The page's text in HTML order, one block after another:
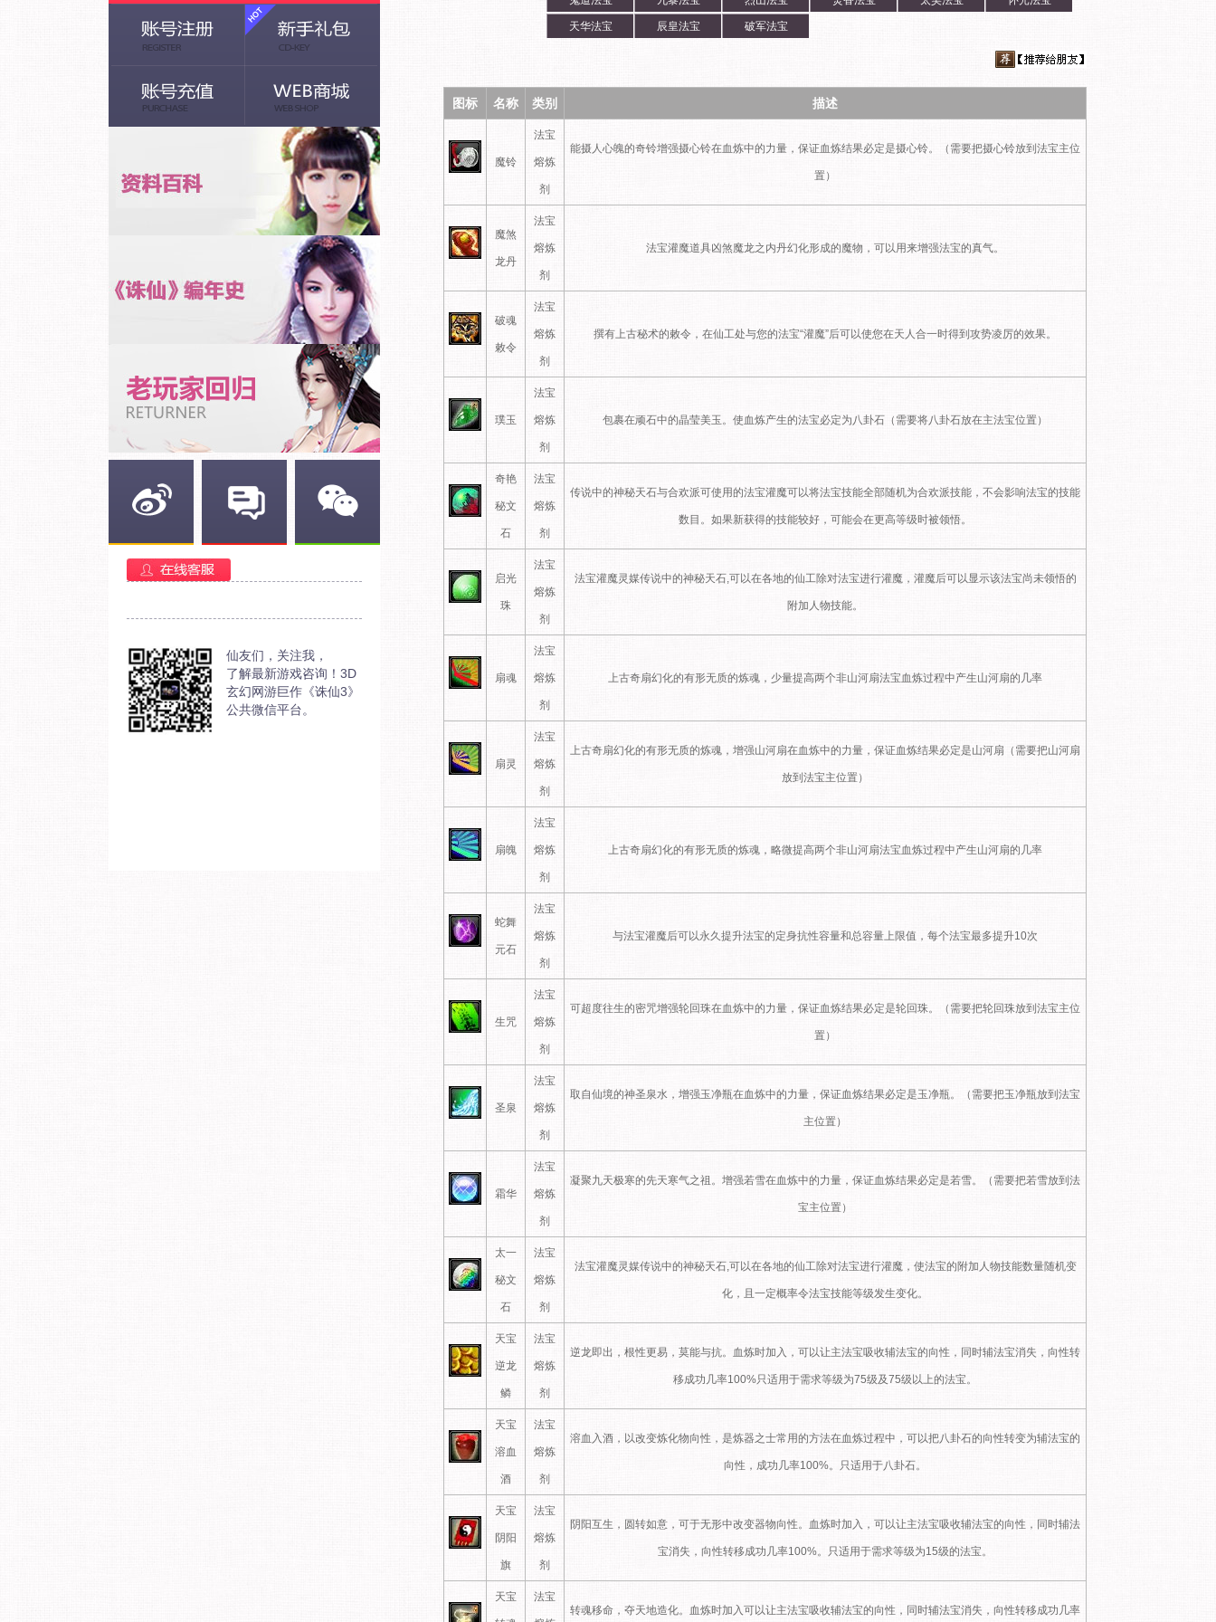
仙友们，关注我，
了解最新游戏咨询！3D
玄幻网游巨作《诛仙3》
公共微信平台。
天华法宝 辰皇法宝 破军法宝
图标 名称 类别 描述
魔铃
法宝
熔炼
剂
能摄人心魄的奇铃增强摄心铃在血炼中的力量，保证血炼结果必定是摄心铃。（需要把摄心铃放到法宝主位
置）
魔煞
龙丹
法宝
熔炼
剂
法宝灌魔道具凶煞魔龙之内丹幻化形成的魔物，可以用来增强法宝的真气。
破魂
敕令
法宝
熔炼
剂
撰有上古秘术的敕令，在仙工处与您的法宝“灌魔”后可以使您在天人合一时得到攻势凌厉的效果。
璞玉
法宝
熔炼
剂
包裹在顽石中的晶莹美玉。使血炼产生的法宝必定为八卦石（需要将八卦石放在主法宝位置）
奇艳
秘文
石
法宝
熔炼
剂
传说中的神秘天石与合欢派可使用的法宝灌魔可以将法宝技能全部随机为合欢派技能，不会影响法宝的技能
数目。如果新获得的技能较好，可能会在更高等级时被领悟。
启光
珠
法宝
熔炼
剂
法宝灌魔灵媒传说中的神秘天石,可以在各地的仙工除对法宝进行灌魔，灌魔后可以显示该法宝尚未领悟的
附加人物技能。
扇魂
法宝
熔炼
剂
上古奇扇幻化的有形无质的炼魂，少量提高两个非山河扇法宝血炼过程中产生山河扇的几率
扇灵
法宝
熔炼
剂
上古奇扇幻化的有形无质的炼魂，增强山河扇在血炼中的力量，保证血炼结果必定是山河扇（需要把山河扇
放到法宝主位置）
扇魄
法宝
熔炼
剂
上古奇扇幻化的有形无质的炼魂，略微提高两个非山河扇法宝血炼过程中产生山河扇的几率
蛇舞
元石
法宝
熔炼
剂
与法宝灌魔后可以永久提升法宝的定身抗性容量和总容量上限值，每个法宝最多提升10次
生咒
法宝
熔炼
剂
可超度往生的密咒增强轮回珠在血炼中的力量，保证血炼结果必定是轮回珠。（需要把轮回珠放到法宝主位
置）
圣泉
法宝
熔炼
剂
取自仙境的神圣泉水，增强玉净瓶在血炼中的力量，保证血炼结果必定是玉净瓶。（需要把玉净瓶放到法宝
主位置）
霜华
法宝
熔炼
剂
凝聚九天极寒的先天寒气之祖。增强若雪在血炼中的力量，保证血炼结果必定是若雪。（需要把若雪放到法
宝主位置）
太一
秘文
石
法宝
熔炼
剂
法宝灌魔灵媒传说中的神秘天石,可以在各地的仙工除对法宝进行灌魔，使法宝的附加人物技能数量随机变
化，且一定概率令法宝技能等级发生变化。
天宝
逆龙
鳞
法宝
熔炼
剂
逆龙即出，根性更易，莫能与抗。血炼时加入，可以让主法宝吸收辅法宝的向性，同时辅法宝消失，向性转
移成功几率100%只适用于需求等级为75级及75级以上的法宝。
天宝
溶血
酒
法宝
熔炼
剂
溶血入酒，以改变炼化物向性，是炼器之士常用的方法在血炼过程中，可以把八卦石的向性转变为辅法宝的
向性，成功几率100%。只适用于八卦石。
天宝
阴阳
旗
法宝
熔炼
剂
阴阳互生，圆转如意，可于无形中改变器物向性。血炼时加入，可以让主法宝吸收辅法宝的向性，同时辅法
宝消失，向性转移成功几率100%。只适用于需求等级为15级的法宝。
天宝 法宝
转魂移命，夺天地造化。血炼时加入可以让主法宝吸收辅法宝的向性，同时辅法宝消失，向性转移成功几率